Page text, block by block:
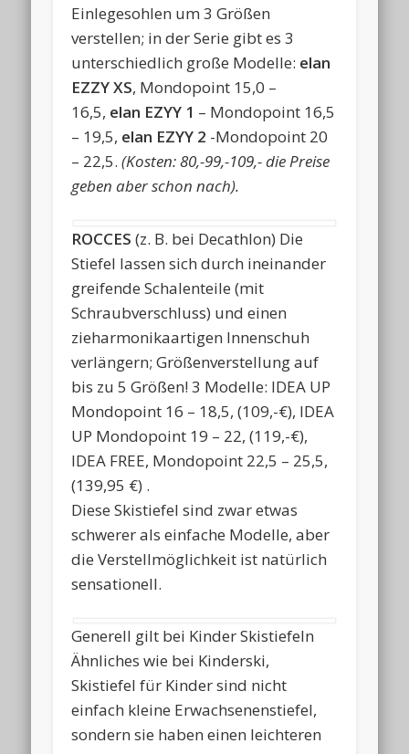
Einlegesohlen um 3 Größen
verstellen; in der Serie gibt es 3
unterschiedlich große Modelle: elan
EZZY XS, Mondopoint 15,0 –
16,5, elan EZYY 1 – Mondopoint 16,5
– 19,5, elan EZYY 2 -Mondopoint 20
– 22,5.(Kosten: 80,-99,-109,- die Preise
geben aber schon nach).
ROCCES(z. B. bei Decathlon) Die
Stiefel lassen sich durch ineinander
greifende Schalenteile (mit
Schraubverschluss) und einen
zieharmonikaartigen Innenschuh
verlängern; Größenverstellung auf
bis zu 5 Größen! 3 Modelle: IDEA UP
Mondopoint 16 – 18,5, (109,-€), IDEA
UP Mondopoint 19 – 22, (119,-€),
IDEA FREE, Mondopoint 22,5 – 25,5,
(139,95 €) .
Diese Skistiefel sind zwar etwas
schwerer als einfache Modelle, aber
die Verstellmöglichkeit ist natürlich
sensationell.
Generell gilt bei Kinder Skistiefeln
Ähnliches wie bei Kinderski,
Skistiefel für Kinder sind nicht
einfach kleine Erwachsenenstiefel,
sondern sie haben einen leichteren